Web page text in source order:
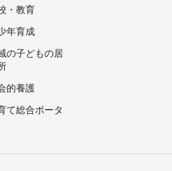
・教育
年育成
の子どもの居
的養護
て総合ポータ